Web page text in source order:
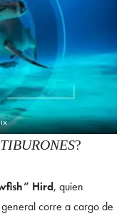
?
Hird, quien
corre a cargo de